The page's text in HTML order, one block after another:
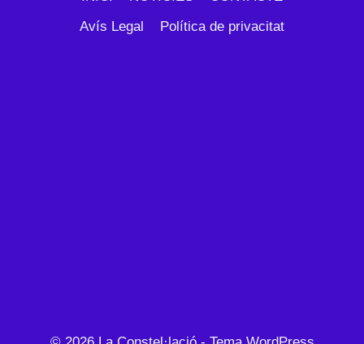
Avís Legal
Política de privacitat